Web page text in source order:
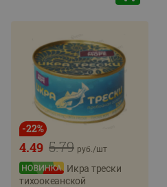
-22%
5.79
4.49 руб./шт
Икра трески
тихоокеанской